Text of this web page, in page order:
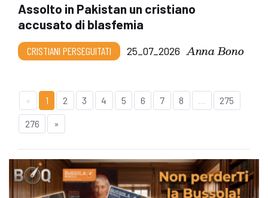
Assolto in Pakistan un cristiano
accusato di blasfemia
CRISTIANI PERSEGUITATI 25_07_2026 Anna Bono
« 1 2 3 4 5 6 7 8 ... 275
276 »